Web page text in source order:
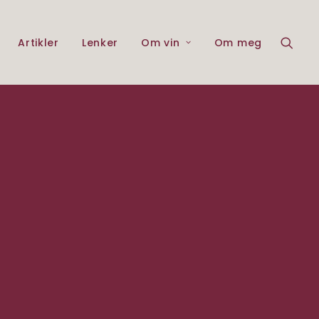
Artikler Lenker Om vin Om meg